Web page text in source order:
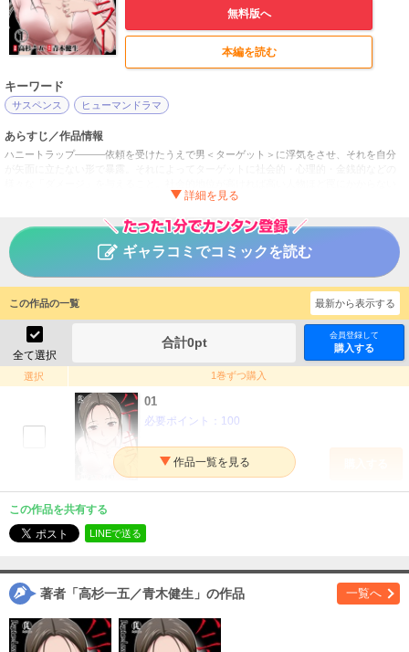
無料版へ
本編を読む
キーワード
サスペンス ヒューマンドラマ
あらすじ／作品情報
ハニートラップ―――依頼を受けたうえで男＜ターゲット＞に浮気をさせ、それを自分
が矢面に立たない形で暴露。それによってターゲットに社会的・心理的・金銭的などの
ように注意をしているが…狙ったターゲットを必ずオトし、裏業界では「ハニーキラ
ハニーキラー
ジャンル
掲載誌
出版社
ギャラコミでコミックを読む
この作品の一覧
全て選択
合計0pt 会員登録して
購入する
選択 1巻ずつ購入
最新から表示する
01
必要ポイント： 100
必要ポイント：
必要ポイント：100
この作品を共有する
LINEで送る
著者「高杉一五／青木健生」の作品 一覧へ